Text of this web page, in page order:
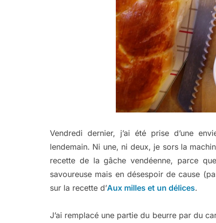
Vendredi dernier, j’ai été prise d’une
lendemain. Ni une, ni deux, je sors la
recette de la gâche vendéenne, parce
savoureuse mais en désespoir de cause
sur la recette d’Aux milles et un délices.
J’ai remplacé une partie du beurre par du